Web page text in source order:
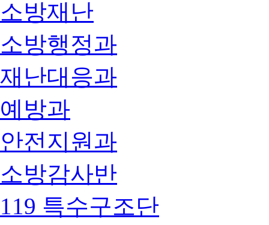
소방재난
소방행정과
재난대응과
예방과
안전지원과
소방감사반
119 특수구조단